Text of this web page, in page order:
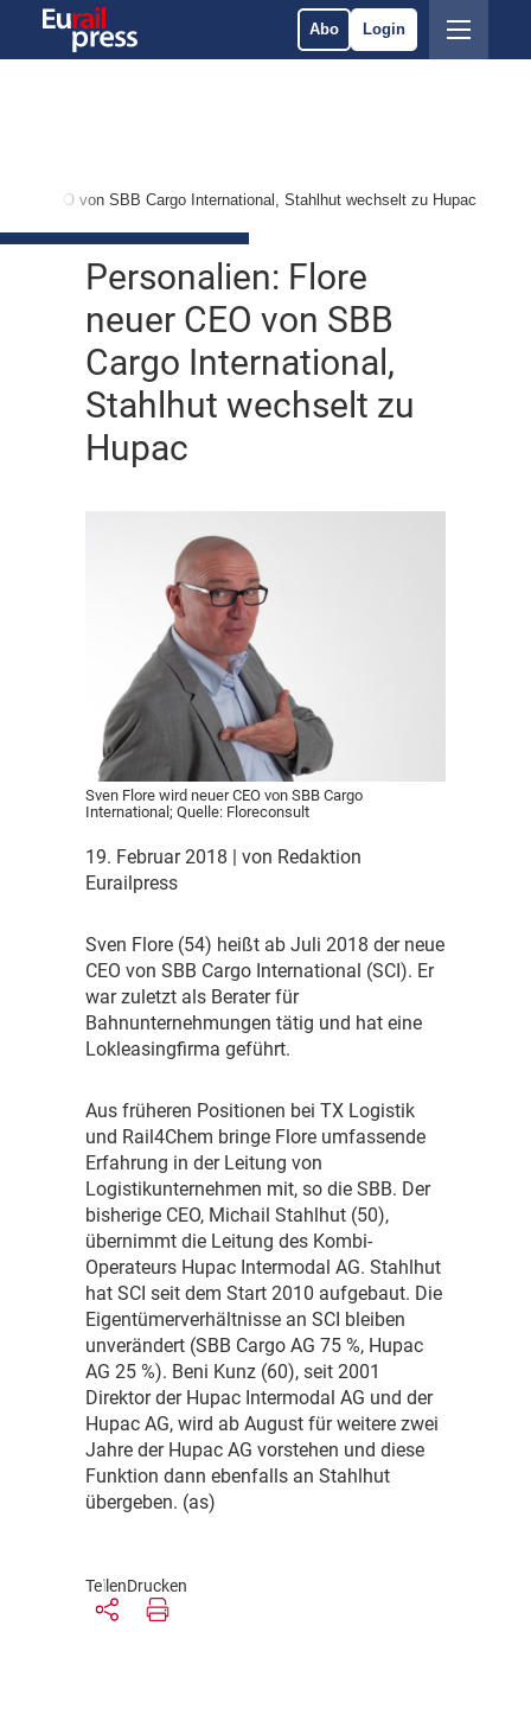
Abo Login
CEO von SBB Cargo International, Stahlhut wechselt zu Hupac
Personalien: Flore
neuer CEO von SBB
Cargo International,
Stahlhut wechselt zu
Hupac
Sven Flore wird neuer CEO von SBB Cargo
International; Quelle: Floreconsult
19. Februar 2018
| von Redaktion
Eurailpress
Sven Flore (54) heißt ab Juli 2018 der neue
CEO von SBB Cargo International (SCI). Er
war zuletzt als Berater für
Bahnunternehmungen tätig und hat eine
Lokleasingfirma geführt.
Aus früheren Positionen bei TX Logistik
und Rail4Chem bringe Flore umfassende
Erfahrung in der Leitung von
Logistikunternehmen mit, so die SBB. Der
bisherige CEO, Michail Stahlhut (50),
übernimmt die Leitung des Kombi-
Operateurs Hupac Intermodal AG. Stahlhut
hat SCI seit dem Start 2010 aufgebaut. Die
Eigentümerverhältnisse an SCI bleiben
unverändert (SBB Cargo AG 75 %, Hupac
AG 25 %). Beni Kunz (60), seit 2001
Direktor der Hupac Intermodal AG und der
Hupac AG, wird ab August für weitere zwei
Jahre der Hupac AG vorstehen und diese
Funktion dann ebenfalls an Stahlhut
übergeben. (as)
TeilenDrucken